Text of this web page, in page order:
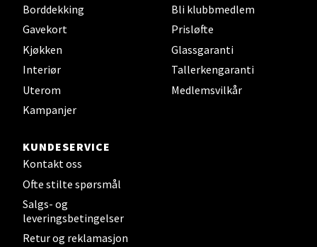
Borddekking
Gavekort
Kjøkken
Interiør
Uterom
Kampanjer
Bli klubbmedlem
Prisløfte
Glassgaranti
Tallerkengaranti
Medlemsvilkår
KUNDESERVICE
Kontakt oss
Ofte stilte spørsmål
Salgs- og
leveringsbetingelser
Retur og reklamasjon
Sunndalsøra - Alti Sunndal
Alti Sunndal, Sunndalsveien 17, 6600 Sunndalsøra
Åpent i dag 10-19
Jessheim - Thon Senter Jessheim
Storgata 6, 2050 Jessheim
Åpent i dag 10-21